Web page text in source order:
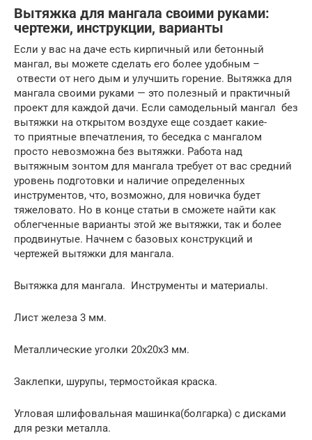
Вытяжка для мангала своими руками:
чертежи, инструкции, варианты
Если у вас на даче есть кирпичный или бетонный
мангал, вы можете сделать его более удобным –
отвести от него дым и улучшить горение. Вытяжка для
мангала своими руками — это полезный и практичный
проект для каждой дачи. Если самодельный мангал без
вытяжки на открытом воздухе еще создает какие-
то приятные впечатления, то беседка с мангалом
просто невозможна без вытяжки. Работа над
вытяжным зонтом для мангала требует от вас средний
уровень подготовки и наличие определенных
инструментов, что, возможно, для новичка будет
тяжеловато. Но в конце статьи в сможете найти как
облегченные варианты этой же вытяжки, так и более
продвинутые. Начнем с базовых конструкций и
чертежей вытяжки для мангала.
Вытяжка для мангала. Инструменты и материалы.
Лист железа 3 мм.
Металлические уголки 20х20х3 мм.
Заклепки, шурупы, термостойкая краска.
Угловая шлифовальная машинка(болгарка) с дисками
для резки металла.